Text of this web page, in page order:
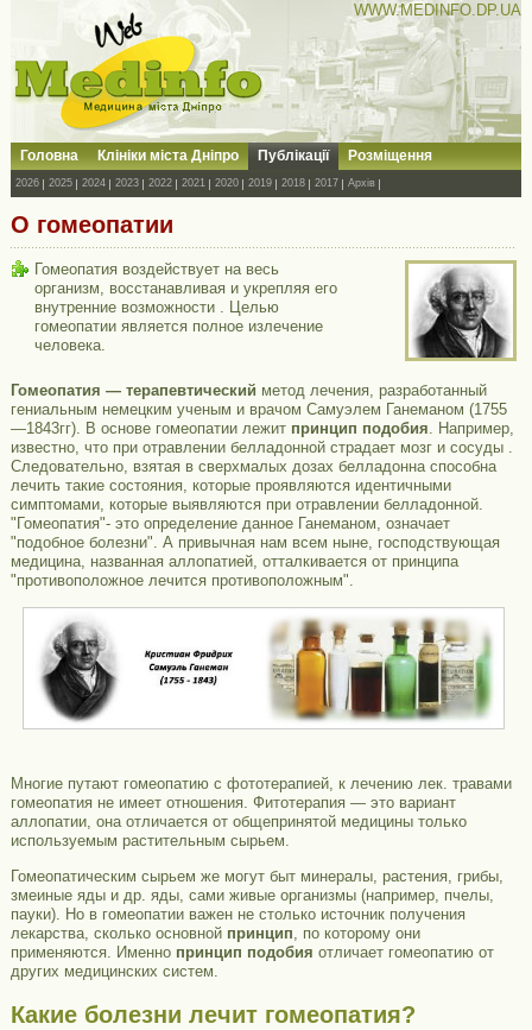
WWW.MEDINFO.DP.UA
Головна Клініки міста Дніпро Публікації Розміщення
2026 2025 2024 2023 2022 2021 2020 2019 2018 2017 Архів
О гомеопатии
Гомеопатия воздействует на весь
организм, восстанавливая и укрепляя его
внутренние возможности . Целью
гомеопатии является полное излечение
человека.
Гомеопатия — терапевтический метод лечения, разработанный
гениальным немецким ученым и врачом Самуэлем Ганеманом (1755
—1843гг). В основе гомеопатии лежит принцип подобия. Например,
известно, что при отравлении белладонной страдает мозг и сосуды .
Следовательно, взятая в сверхмалых дозах белладонна способна
лечить такие состояния, которые проявляются идентичными
симптомами, которые выявляются при отравлении белладонной.
"Гомеопатия"- это определение данное Ганеманом, означает
"подобное болезни". А привычная нам всем ныне, господствующая
медицина, названная аллопатией, отталкивается от принципа
"противоположное лечится противоположным".
Многие путают гомеопатию с фототерапией, к лечению лек. травами
гомеопатия не имеет отношения. Фитотерапия — это вариант
аллопатии, она отличается от общепринятой медицины только
используемым растительным сырьем.
Гомеопатическим сырьем же могут быт минералы, растения, грибы,
змеиные яды и др. яды, сами живые организмы (например, пчелы,
пауки). Но в гомеопатии важен не столько источник получения
лекарства, сколько основной принцип, по которому они
применяются. Именно принцип подобия отличает гомеопатию от
других медицинских систем.
Какие болезни лечит гомеопатия?